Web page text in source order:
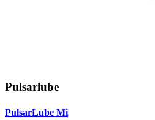
Pulsarlube
PulsarLube Mi